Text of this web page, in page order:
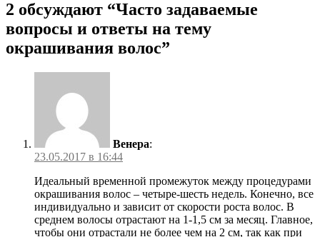
2 обсуждают “Часто задаваемые
вопросы и ответы на тему
окрашивания волос”
Венера:
23.05.2017 в 16:44
Идеальный временной промежуток между процедурами
окрашивания волос – четыре-шесть недель. Конечно, все
индивидуально и зависит от скорости роста волос. В
среднем волосы отрастают на 1-1,5 см за месяц. Главное,
чтобы они отрастали не более чем на 2 см, так как при